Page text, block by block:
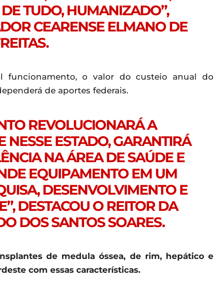
TUDO, HUMANIZADO”,
CEARENSE ELMANO DE
funcionamento, o valor do custeio anual do
de aportes federais.
REVOLUCIONARÁ A
NESSE ESTADO, GARANTIRÁ
NA ÁREA DE SAÚDE E
EQUIPAMENTO EM UM
DESENVOLVIMENTO E
DESTACOU O REITOR DA
DOS SANTOS SOARES.
de medula óssea, de rim, hepático e
com essas características.